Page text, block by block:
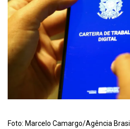
Foto: Marcelo Camargo/Agência Brasil